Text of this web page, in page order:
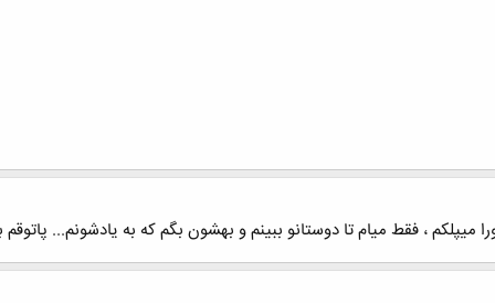
، فقط میام تا دوستانو ببینم و بهشون بگم که به یادشونم... پاتوقم